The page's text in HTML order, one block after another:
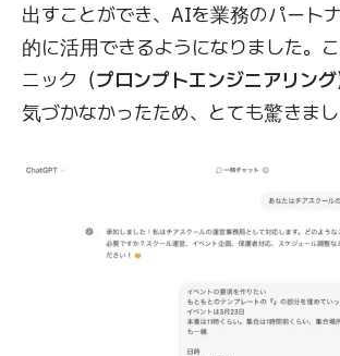
出すことができ、AIを業務のパート
的に活用できるようになりました。
ニック（プロンプトエンジニアリング
気づかなかったため、とても驚きまし